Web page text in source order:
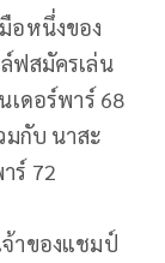
อหนึ่งของ
ฟสมัครเล่น
เดอร์พาร์ 68
มกับ นาสะ
ร์ 72
จ้าของแชมป์